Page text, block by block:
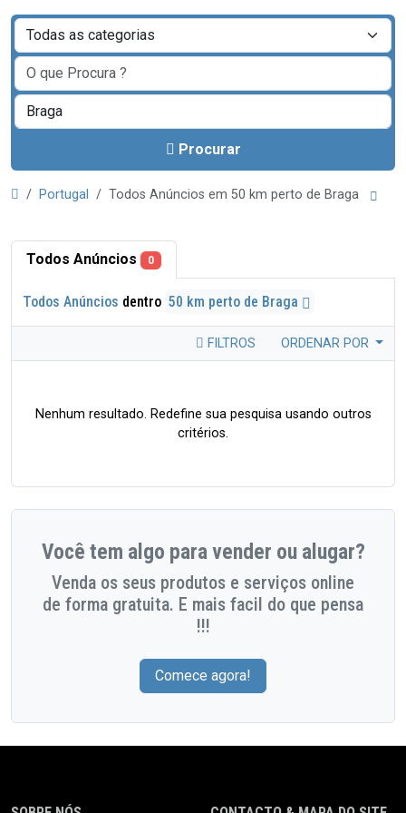
Procurar
Portugal Todos Anúncios em 50 km perto de Braga
Todos Anúncios 0
Todos Anúncios dentro 50 km perto de Braga
FILTROS ORDENAR POR
Nenhum resultado. Redefine sua pesquisa usando outros
critérios.
Você tem algo para vender ou alugar?
Venda os seus produtos e serviços online
de forma gratuita. E mais facil do que pensa
!!!
Comece agora!